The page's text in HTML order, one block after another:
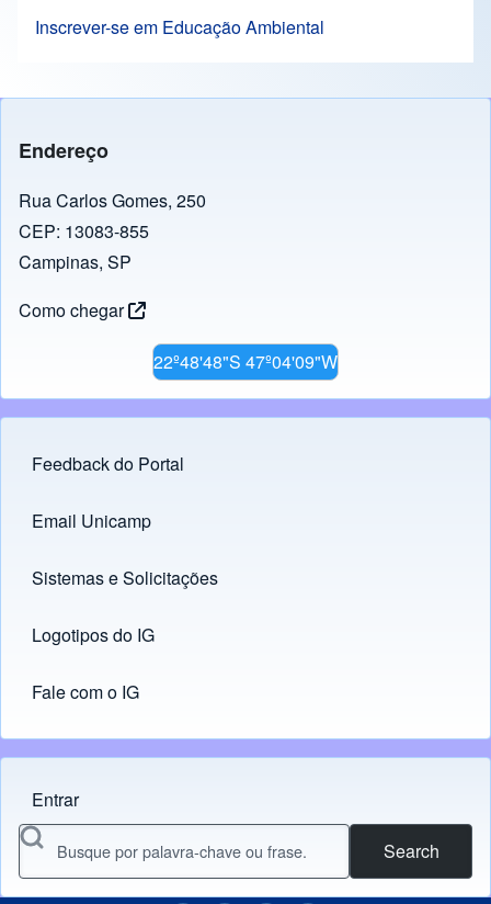
Inscrever-se em Educação Ambiental
Endereço
Rua Carlos Gomes, 250
CEP: 13083-855
Campinas, SP
Como chegar
22º48'48"S 47º04'09"W
Footer menu
Feedback do Portal
Links
Email Unicamp
(opens in new tab)
Sistemas e Solicitações
(opens in new tab)
Logotipos do IG
(opens in new tab)
Fale com o IG
Menu do usuário
Entrar
Search